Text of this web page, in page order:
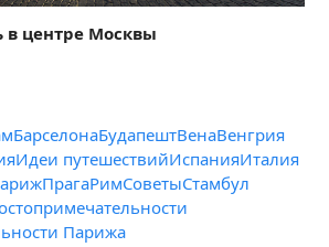
в центре Москвы
БарселонаБудапештВенаВенгрия
Идеи путешествийИспанияИталия
ПрагаРимСоветыСтамбул
Парижа